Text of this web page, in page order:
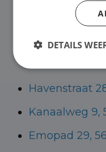
bedrijfswagens
Helmond voor
Havenstraat
Kanaalweg 9,
Emopad 29,
DETAILS